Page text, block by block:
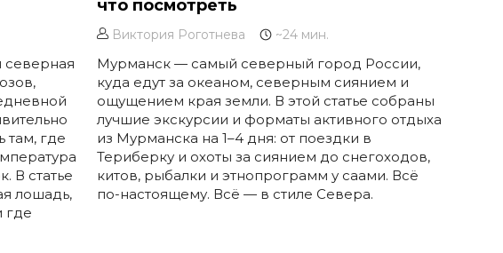
северная
где
В статье
лошадь,
где
что посмотреть
Виктория Роготнева ~24 мин.
Мурманск — самый северный город России,
куда едут за океаном, северным сиянием и
ощущением края земли. В этой статье собраны
лучшие экскурсии и форматы активного отдыха
из Мурманска на 1–4 дня: от поездки в
Териберку и охоты за сиянием до снегоходов,
китов, рыбалки и этнопрограмм у саами. Всё
по-настоящему. Всё — в стиле Севера.